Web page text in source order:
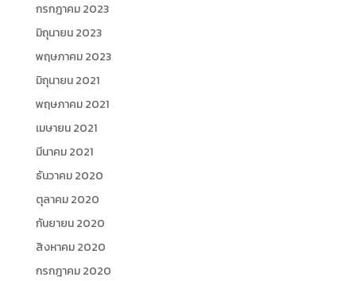
กรกฎาคม 2023
มิถุนายน 2023
พฤษภาคม 2023
มิถุนายน 2021
พฤษภาคม 2021
เมษายน 2021
มีนาคม 2021
ธันวาคม 2020
ตุลาคม 2020
กันยายน 2020
สิงหาคม 2020
กรกฎาคม 2020